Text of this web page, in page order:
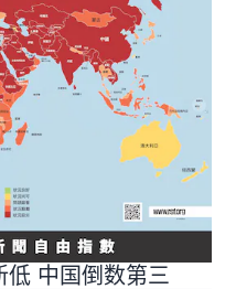
低 中国倒数第三